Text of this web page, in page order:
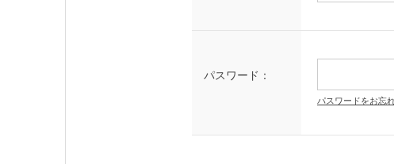
パスワード：
パスワードをお忘